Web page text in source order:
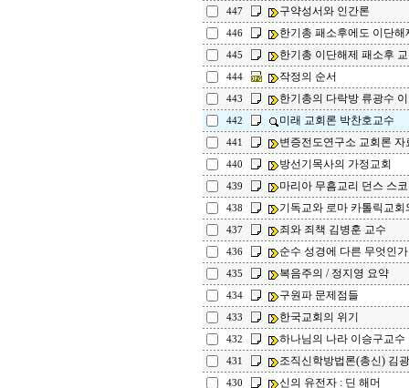
447 구약성서와 인간론
446 한기총 패소후에도 이단
445 한기총 이단해제 패소후
444 작정의 순서
443 한기총의 다락방 류광수
442 미래 교회론 박찬호교수
441 변증전도연구소 교회론 자
440 방선기목사의 가정교회
439 마리아 무흠교리 던스 스
438 기독교와 로마 카톨릭교
437 죄와 죄책 김병훈 교수
436 순수 성경에 다른 무엇인
435 복음주의 / 정지영 요약
434 구원파 문제점들
433 한국교회의 위기
432 하나님의 나라 이승구교수
431 조직신학방법론(총신) 김
430 신의 유전자 : 딘 해머